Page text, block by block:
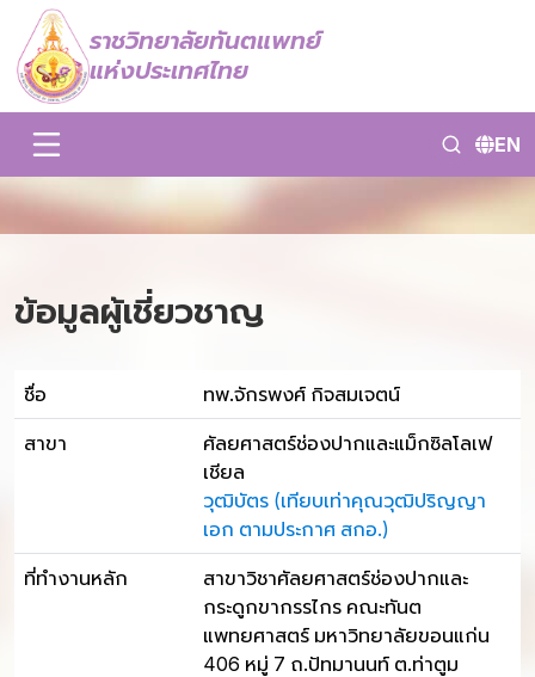
ราชวิทยาลัยทันตแพทย์
แห่งประเทศไทย
EN
ข้อมูลผู้เชี่ยวชาญ
ชื่อ ทพ.จักรพงศ์ กิจสมเจตน์
สาขา
ศัลยศาสตร์ช่องปากและแม็กซิลโลเฟ
เชียล
วุฒิบัตร (เทียบเท่าคุณวุฒิปริญญา
เอก ตามประกาศ สกอ.)
ที่ทำงานหลัก
สาขาวิชาศัลยศาสตร์ช่องปากและ
กระดูกขากรรไกร คณะทันต
แพทยศาสตร์ มหาวิทยาลัยขอนแก่น
406 หมู่ 7 ถ.ปัทมานนท์ ต.ท่าตูม